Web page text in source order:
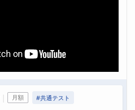
月額 #共通テスト